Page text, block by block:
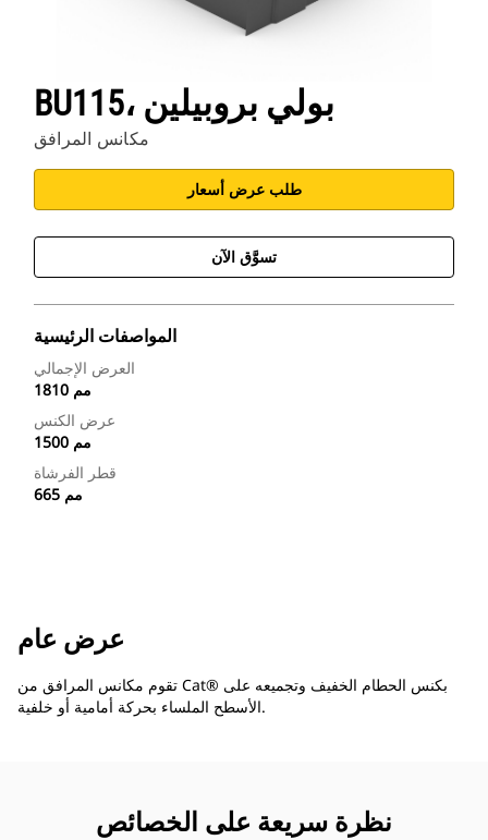
BU115، بولي بروبيلين
مكانس المرافق
طلب عرض أسعار
تسوَّق الآن
المواصفات الرئيسية
العرض الإجمالي
1810 مم
عرض الكنس
1500 مم
قطر الفرشاة
665 مم
عرض عام
تقوم مكانس المرافق من Cat® بكنس الحطام الخفيف وتجميعه على
الأسطح الملساء بحركة أمامية أو خلفية.
نظرة سريعة على الخصائص